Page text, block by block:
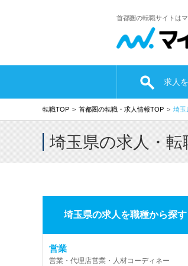
首都圏の転職サイトは
求人
転職TOP 首都圏の転職・求人情報TOP 埼玉
埼玉県の求人・転
埼玉県の求人を職種から探す
営業
営業・代理店営業・人材コーディネー